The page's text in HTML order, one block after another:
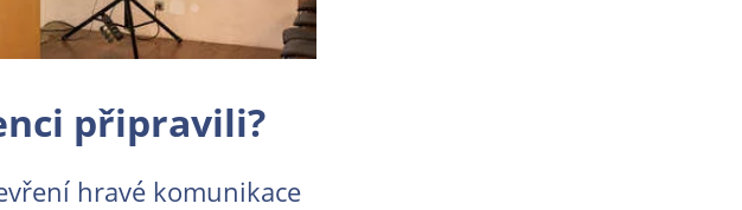
připravili?
hravé komunikace